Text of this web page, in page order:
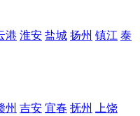
港 淮安 盐城 扬州 镇江 泰
州 吉安 宜春 抚州 上饶